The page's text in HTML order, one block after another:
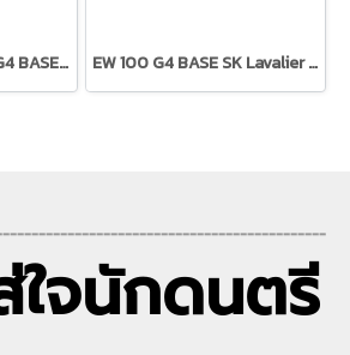
Sennheiser EW 100 G4 BASE SK-S-C-TH EW 100 G4 BASE SK Lavalier + ME3
ใจนักดนตรี